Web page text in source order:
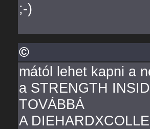
;-)
©
mától lehet kapni a
a STRENGTH
TOVÁBBÁ
A